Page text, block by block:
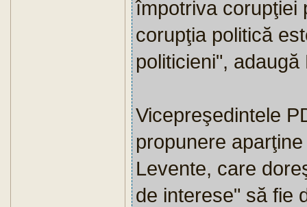
împotriva corupţiei
corupţia politică
politicieni",
Vicepreşedintele
propunere
Levente, care
de interese" să fie